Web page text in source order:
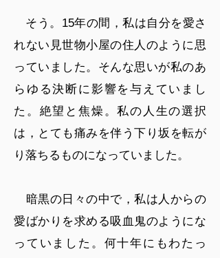
そう。15年の間，私は自分を愛さ
れない見世物小屋の住人のように思
っていました。そんな思いが私のあ
らゆる決断に影響を与えていまし
た。絶望と焦燥。私の人生の選択
は，とても痛みを伴う下り坂を転が
り落ちるものになっていました。
暗黒の日々の中で，私は人からの
愛ばかりを求める吸血鬼のようにな
っていました。何十年にもわたっ